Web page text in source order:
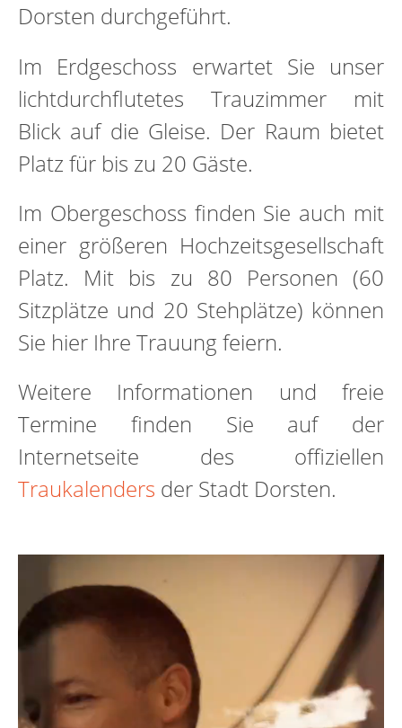
Dorsten durchgeführt.
Im Erdgeschoss erwartet Sie unser
lichtdurchflutetes Trauzimmer mit
Blick auf die Gleise. Der Raum bietet
Platz für bis zu 20 Gäste.
Im Obergeschoss finden Sie auch mit
einer größeren Hochzeitsgesellschaft
Platz. Mit bis zu 80 Personen (60
Sitzplätze und 20 Stehplätze) können
Sie hier Ihre Trauung feiern.
Weitere Informationen und freie
Termine finden Sie auf der
Internetseite des offiziellen
Traukalenders der Stadt Dorsten.